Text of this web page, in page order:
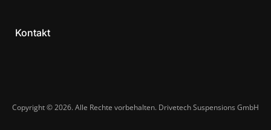
Kontakt
Copyright © 2026. Alle Rechte vorbehalten. Drivetech Suspensions GmbH​